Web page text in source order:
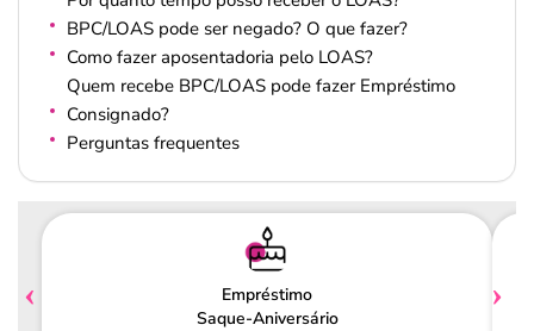
BPC/LOAS pode ser negado? O que fazer?
Como fazer aposentadoria pelo LOAS?
Quem recebe BPC/LOAS pode fazer Empréstimo
Consignado?
Perguntas frequentes
Empréstimo
Saque-Aniversário